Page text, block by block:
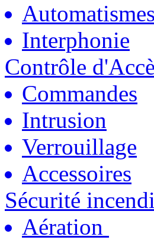
Interphonie
Contrôle
Commandes
Intrusion
Verrouillage
Accessoires
Sécurité
Aération